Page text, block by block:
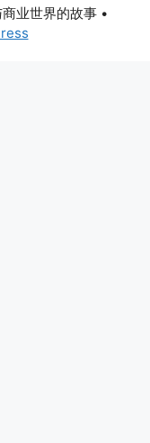
业世界的故事 •